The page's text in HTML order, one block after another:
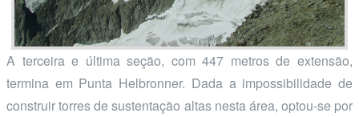
A terceira e última seção, com 447 metros de extensão,
termina em Punta Helbronner. Dada a impossibilidade de
construir torres de sustentação altas nesta área, optou-se por